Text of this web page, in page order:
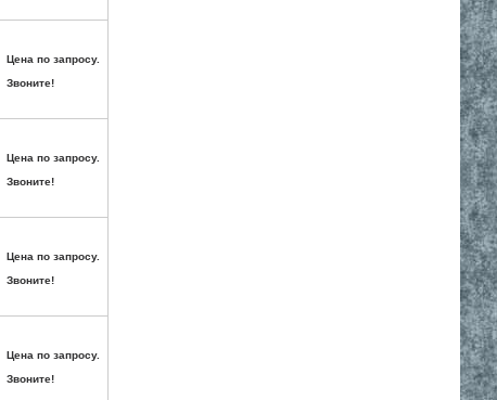
Цена по запросу.
Звоните!
Цена по запросу.
Звоните!
Цена по запросу.
Звоните!
Цена по запросу.
Звоните!